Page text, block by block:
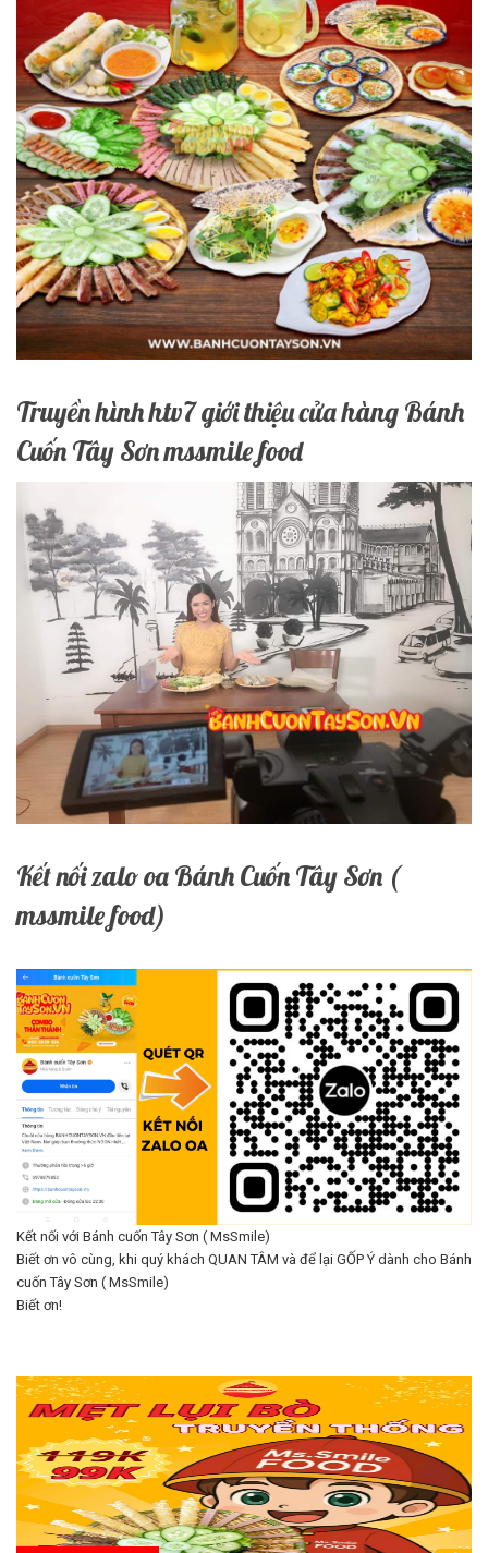
Truyền hình htv7 giới thiệu cửa hàng Bánh
Cuốn Tây Sơn mssmile food
Kết nối zalo oa Bánh Cuốn Tây Sơn (
mssmile food)
Kết nối với Bánh cuốn Tây Sơn ( MsSmile)
Biết ơn vô cùng, khi quý khách QUAN TÂM và để lại GỐP Ý dành cho Bánh
cuốn Tây Sơn ( MsSmile)
Biết ơn!